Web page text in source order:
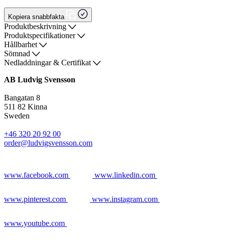
Kopiera snabbfakta
Produktbeskrivning
Produktspecifikationer
Hållbarhet
Sömnad
Nedladdningar & Certifikat
AB Ludvig Svensson
Bangatan 8
511 82 Kinna
Sweden
+46 320 20 92 00
order@ludvigsvensson.com
www.facebook.com www.linkedin.com
www.pinterest.com www.instagram.com
www.youtube.com